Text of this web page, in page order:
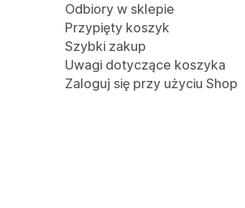
Odbiory w sklepie
Przypięty koszyk
Szybki zakup
Uwagi dotyczące koszyka
Zaloguj się przy użyciu Shop